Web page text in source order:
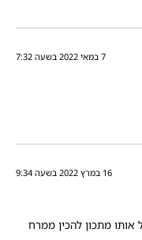
7 במאי 2022 בשעה 7:32
16 במרץ 2022 בשעה 9:34
מתכון להכין ממרח